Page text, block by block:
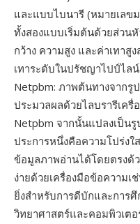
และแบบไบนารี (หมายเลข
ทั้งสองแบบเริ่มต้นด้วยส่วน
กว้าง ความสูง และค่าเทาสู
เทาระดับในปรัชญาไปป์ไล
Netpbm: ภาพต้นทางจากรู
ประมวลผลด้วยไลบรารีเค
Netpbm จากนั้นแปลงเป็น
ประการหนึ่งคือความโปร่ง
ข้อมูลภาพอ่านได้โดยตรงด้
ง่ายด้วยเครื่องมือข้อความ
ยิ่งสำหรับการดีบักและการ
วิทยาศาสตร์และคอมพิวเต